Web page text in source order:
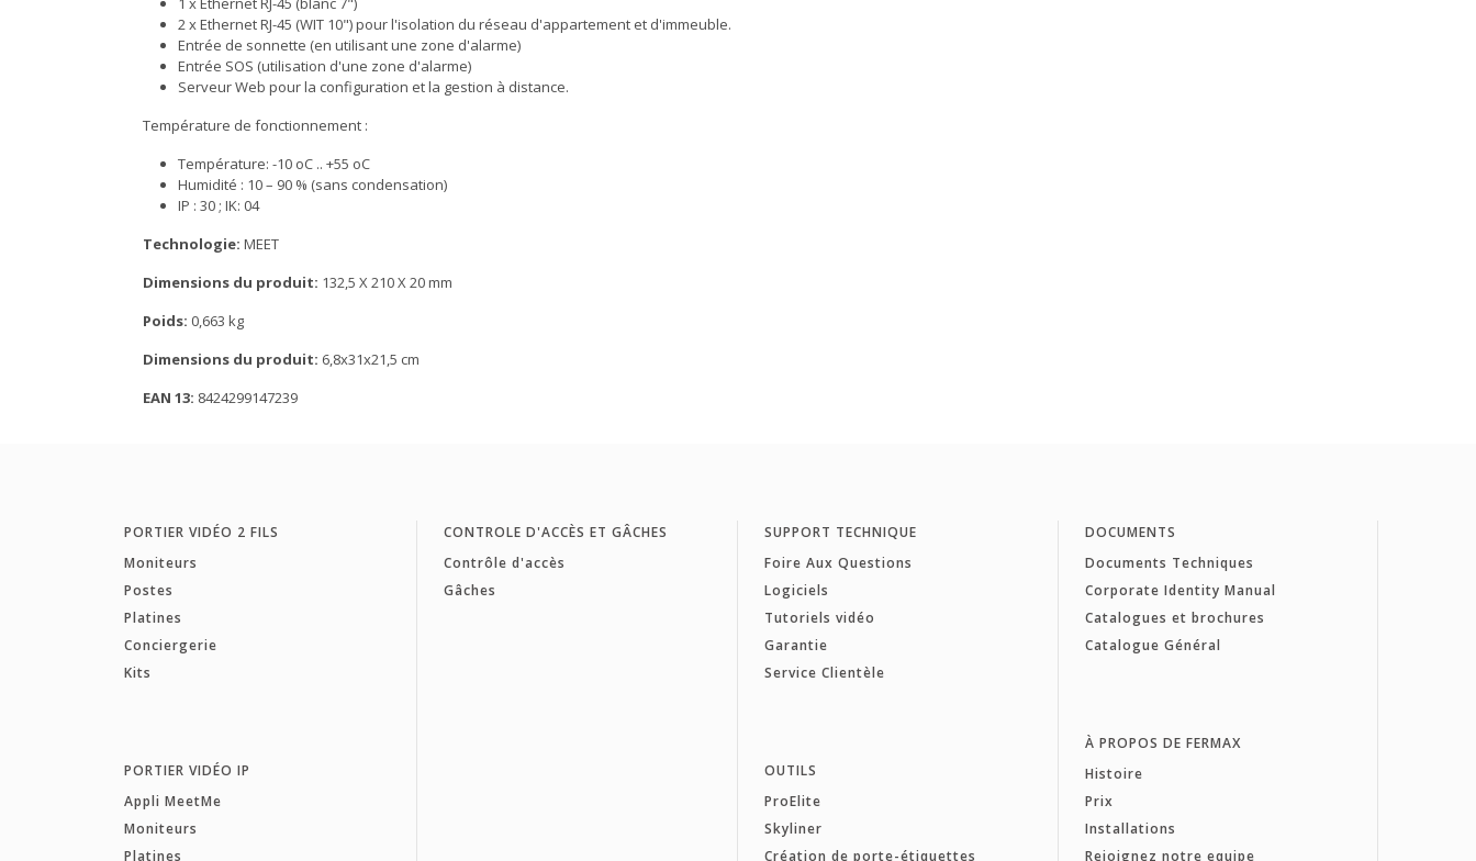
2 x Ethernet RJ-45 (WIT 10") pour l'isolation du réseau d'appartement et d'immeuble.
Entrée de sonnette (en utilisant une zone d'alarme)
Entrée SOS (utilisation d'une zone d'alarme)
Serveur Web pour la configuration et la gestion à distance.
Température de fonctionnement :
Température: -10 oC .. +55 oC
Humidité : 10 – 90 % (sans condensation)
IP : 30 ; IK: 04
Technologie: MEET
Dimensions du produit: 132,5 X 210 X 20 mm
Poids: 0,663 kg
Dimensions du produit: 6,8x31x21,5 cm
EAN 13: 8424299147239
PORTIER VIDÉO 2 FILS
Moniteurs
Postes
Platines
Conciergerie
Kits
PORTIER VIDÉO IP
Appli MeetMe
Moniteurs
Platines
CONTROLE D'ACCÈS ET GÂCHES
Contrôle d'accès
Gâches
SUPPORT TECHNIQUE
Foire Aux Questions
Logiciels
Tutoriels vidéo
Garantie
Service Clientèle
OUTILS
ProElite
Skyliner
Création de porte-étiquettes
DOCUMENTS
Documents Techniques
Corporate Identity Manual
Catalogues et brochures
Catalogue Général
À PROPOS DE FERMAX
Histoire
Prix
Installations
Rejoignez notre equipe